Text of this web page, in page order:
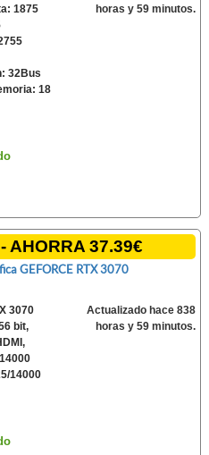
1875
32Bus
18
horas y 59 minutos.
AHORRA 37.39€
GEFORCE RTX 3070
3070
bit,
14000
Actualizado hace 838
horas y 59 minutos.